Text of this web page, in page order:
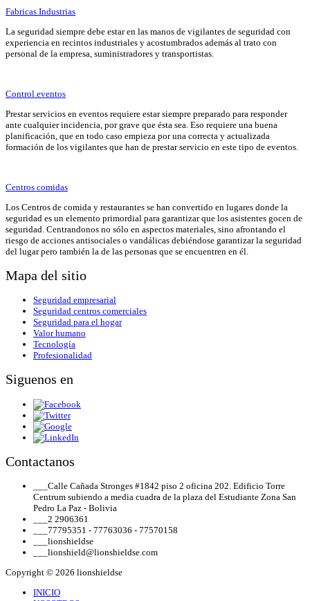
Fabricas Industrias
La seguridad siempre debe estar en las manos de vigilantes de seguridad con
experiencia en recintos industriales y acostumbrados además al trato con
personal de la empresa, suministradores y transportistas.
Control eventos
Prestar servicios en eventos requiere estar siempre preparado para responder
ante cualquier incidencia, por grave que ésta sea. Eso requiere una buena
planificación, que en todo caso empieza por una correcta y actualizada
formación de los vigilantes que han de prestar servicio en este tipo de eventos.
Centros comidas
Los Centros de comida y restaurantes se han convertido en lugares donde la
seguridad es un elemento primordial para garantizar que los asistentes gocen de
seguridad. Centrandonos no sólo en aspectos materiales, sino afrontando el
riesgo de acciones antisociales o vandálicas debiéndose garantizar la seguridad
del lugar pero también la de las personas que se encuentren en él.
Mapa del sitio
Seguridad empresarial
Seguridad centros comerciales
Seguridad para el hogar
Valor humano
Tecnología
Profesionalidad
Siguenos en
Contactanos
Calle Cañada Stronges #1842 piso 2 oficina 202. Edificio Torre
Centrum subiendo a media cuadra de la plaza del Estudiante Zona San
Pedro La Paz - Bolivia
2 2906361
77795351 - 77763036 - 77570158
lionshieldse
lionshield@lionshieldse.com
Copyright © 2026 lionshieldse
INICIO